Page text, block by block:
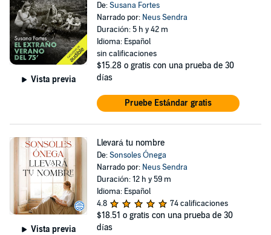
Vista previa
De:Susana Fortes
Narrado por: Neus Sendra
Duración: 5 h y 42 m
Idioma: Español
sin calificaciones
$15.28 o gratis con una prueba de 30
días
Pruebe Estándar gratis
Vista previa
Llevará tu nombre
De:Sonsoles Ónega
Narrado por: Neus Sendra
Duración: 12 h y 59 m
Idioma: Español
4.8
74 calificaciones
$18.51 o gratis con una prueba de 30
días